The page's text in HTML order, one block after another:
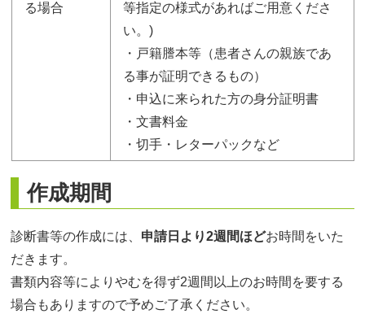
る場合
等指定の様式があればご用意くださ
い。)
・戸籍謄本等（患者さんの親族であ
る事が証明できるもの）
・申込に来られた方の身分証明書
・文書料金
・切手・レターパックなど
作成期間
診断書等の作成には、 申請日より2週間ほどお時間をいた
だきます。
書類内容等によりやむを得ず2週間以上のお時間を要する
場合もありますので予めご了承ください。